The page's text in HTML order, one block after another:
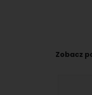
Zobacz